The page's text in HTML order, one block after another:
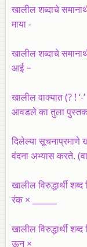
खालील शब्दाचे
माया -
खालील शब्दाचे
आई −
खालील वाक्यात (? ! ‘-’
आवडले का तुला पुस्तक
दिलेल्या सूचनाप्रमाणे
वंदना अभ्यास करते.
खालील विरुद्धार्थी शब्द
रंक × ______
खालील विरुद्धार्थी शब्द
ऊन × ______